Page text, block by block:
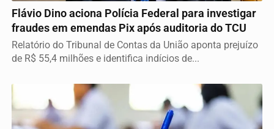
Flávio Dino aciona Polícia Federal para investigar
fraudes em emendas Pix após auditoria do TCU
Relatório do Tribunal de Contas da União aponta prejuízo
de R$ 55,4 milhões e identifica indícios de...